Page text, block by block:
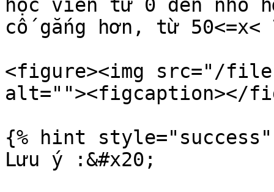
học viên từ 0 đến nhỏ
cố gắng hơn, từ 50<=x<
<figure><img src="/
alt=""><figcaption></
{% hint style="success"
Lưu ý :&#x20;